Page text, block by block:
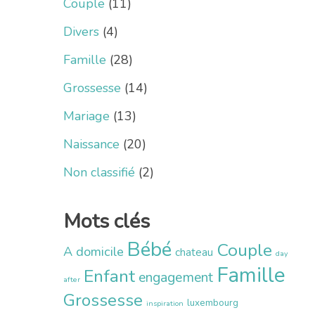
Couple (11)
Divers(4)
Famille (28)
Grossesse (14)
Mariage (13)
Naissance (20)
Non classifié (2)
Mots clés
A domicile Bébé chateau Couple day
after Enfant engagement Famille
Grossesse inspiration luxembourg